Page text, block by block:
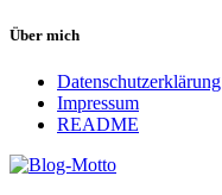
Über mich
Datenschutzerklärung
Impressum
README